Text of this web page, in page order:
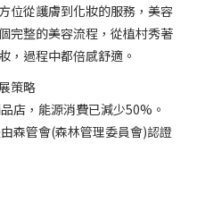
位從護膚到化妝的服務，美容
完整的美容流程，從植村秀著
，過程中都倍感舒適。
策略
店，能源消費已減少50%。
森管會(森林管理委員會)認證